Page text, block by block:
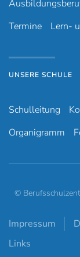
Termine
Lern-
UNSERE SCHULE
Schulleitung
Organigramm
©
Impressum
Links